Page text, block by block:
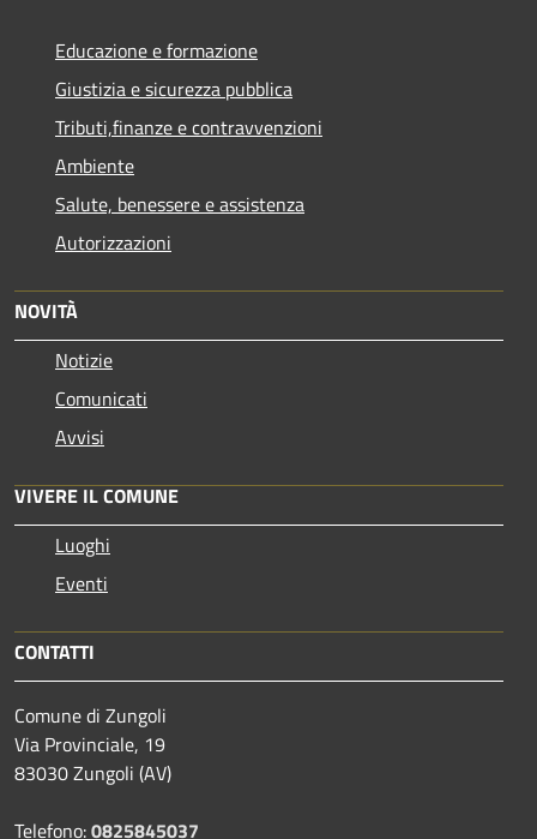
Educazione e formazione
Giustizia e sicurezza pubblica
Tributi,finanze e contravvenzioni
Ambiente
Salute, benessere e assistenza
Autorizzazioni
NOVITÀ
Notizie
Comunicati
Avvisi
VIVERE IL COMUNE
Luoghi
Eventi
CONTATTI
Comune di Zungoli
Via Provinciale, 19
83030 Zungoli (AV)
Telefono:0825845037